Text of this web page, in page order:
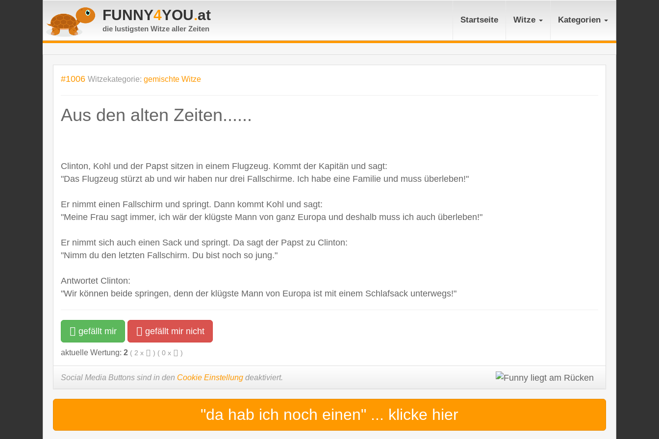
FUNNY4YOU.at
die lustigsten Witze aller Zeiten
Startseite Witze Kategorien
#1006 Witzekategorie: gemischte Witze
Aus den alten Zeiten......
Clinton, Kohl und der Papst sitzen in einem Flugzeug. Kommt der Kapitän und sagt:
"Das Flugzeug stürzt ab und wir haben nur drei Fallschirme. Ich habe eine Familie und muss überleben!"
Er nimmt einen Fallschirm und springt. Dann kommt Kohl und sagt:
"Meine Frau sagt immer, ich wär der klügste Mann von ganz Europa und deshalb muss ich auch überleben!"
Er nimmt sich auch einen Sack und springt. Da sagt der Papst zu Clinton:
"Nimm du den letzten Fallschirm. Du bist noch so jung."
Antwortet Clinton:
"Wir können beide springen, denn der klügste Mann von Europa ist mit einem Schlafsack unterwegs!"
gefällt mir gefällt mir nicht
aktuelle Wertung: 2 ( 2 x ) ( 0 x )
Social Media Buttons sind in den Cookie Einstellung deaktiviert.
"da hab ich noch einen" ... klicke hier